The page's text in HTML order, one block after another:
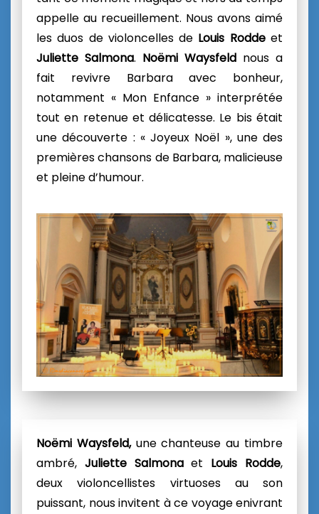
appelle au recueillement. Nous avons aimé
les duos de violoncelles de Louis Roddeet
Juliette Salmona. Noëmi Waysfeld nous a
fait revivre Barbara avec bonheur,
notamment « Mon Enfance » interprétée
tout en retenue et délicatesse. Le bis était
une découverte : « Joyeux Noël », une des
premières chansons de Barbara, malicieuse
et pleine d’humour.
Noëmi Waysfeld,une chanteuse au timbre
ambré, Juliette Salmonaet Louis Rodde,
deux violoncellistes virtuoses au son
puissant, nous invitent à ce voyage enivrant